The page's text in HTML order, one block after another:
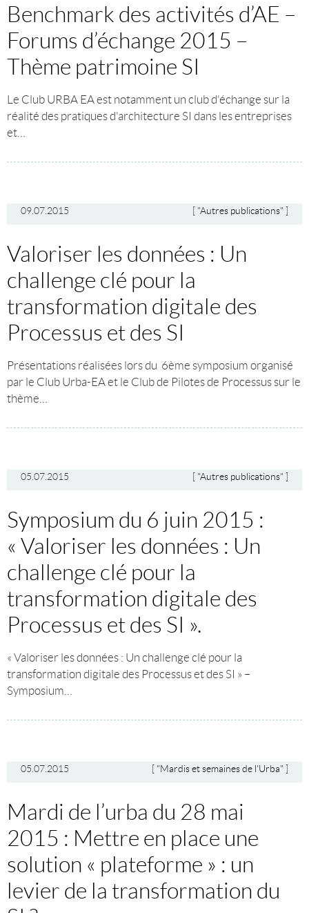
Benchmark des activités d’AE –
Forums d’échange 2015 –
Thème patrimoine SI
Le Club URBA EA est notamment un club d'échange sur la
réalité des pratiques d'architecture SI dans les entreprises
et…
09.07.2015 "Autres publications"
Valoriser les données : Un
challenge clé pour la
transformation digitale des
Processus et des SI
Présentations réalisées lors du 6ème symposium organisé
par le Club Urba-EA et le Club de Pilotes de Processus sur le
thème…
05.07.2015 "Autres publications"
Symposium du 6 juin 2015 :
« Valoriser les données : Un
challenge clé pour la
transformation digitale des
Processus et des SI ».
« Valoriser les données : Un challenge clé pour la
transformation digitale des Processus et des SI » –
Symposium…
05.07.2015 "Mardis et semaines de l'Urba"
Mardi de l’urba du 28 mai
2015 : Mettre en place une
solution « plateforme » : un
levier de la transformation du